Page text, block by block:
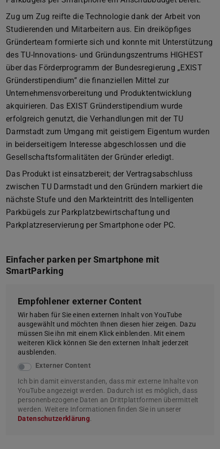
Zug um Zug reifte die Technologie dank der Arbeit von
Studierenden und Mitarbeitern aus. Ein dreiköpfiges
Gründerteam formierte sich und konnte mit Unterstützung
des TU-Innovations- und Gründungszentrums HIGHEST
über das Förderprogramm der Bundesregierung „EXIST
Gründerstipendium” die finanziellen Mittel zur
Unternehmensvorbereitung und Produktentwicklung
akquirieren. Das EXIST Gründerstipendium wurde
erfolgreich genutzt, die Verhandlungen mit der TU
Darmstadt zum Umgang mit geistigem Eigentum wurden
in beiderseitigem Interesse abgeschlossen und die
Gesellschaftsformalitäten der Gründer erledigt.
Das Produkt ist einsatzbereit; der Vertragsabschluss
zwischen TU Darmstadt und den Gründern markiert die
nächste Stufe und den Markteintritt des Intelligenten
Parkbügels zur Parkplatzbewirtschaftung und
Parkplatzreservierung per Smartphone oder PC.
Einfacher parken per Smartphone mit
SmartParking
Empfohlener externer Content
Wir haben für Sie einen externen Inhalt von YouTube
ausgewählt und möchten Ihnen diesen hier zeigen. Dazu
müssen Sie ihn mit einem Klick einblenden. Mit einem
weiteren Klick können Sie den externen Inhalt jederzeit
ausblenden.
Externer Content
Ich bin damit einverstanden, dass mir externe Inhalte von
YouTube angezeigt werden. Dadurch ist es möglich, dass
personenbezogene Daten an Drittplattformen übermittelt
werden. Weitere Informationen finden Sie in unserer
Datenschutzerklärung.